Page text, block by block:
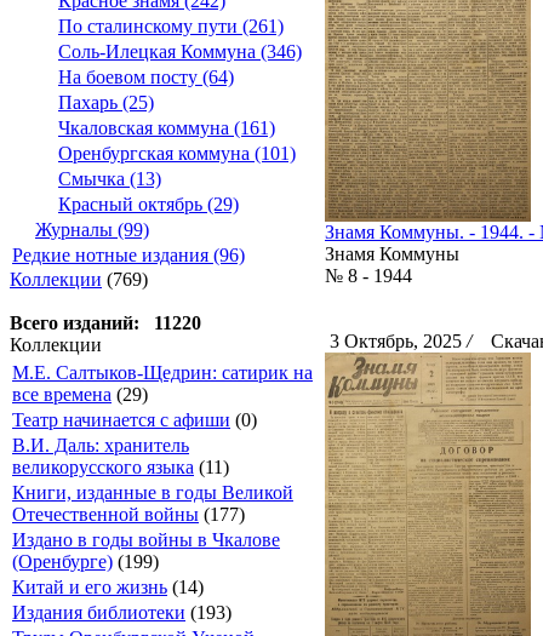
По сталинскому пути (261)
Соль-Илецкая Коммуна (346)
На боевом посту (64)
Пахарь (25)
Чкаловская коммуна (161)
Оренбургская коммуна (101)
Смычка (13)
Красный октябрь (29)
Журналы (99)
Редкие нотные издания (96)
Коллекции (769)
Всего изданий: 11220
Коллекции
М.Е. Салтыков-Щедрин: сатирик на
все времена (29)
Театр начинается с афиши (0)
В.И. Даль: хранитель
великорусского языка (11)
Книги, изданные в годы Великой
Отечественной войны (177)
Издано в годы войны в Чкалове
(Оренбурге) (199)
Китай и его жизнь (14)
Издания библиотеки (193)
Знамя Коммуны. - 1944. -
Знамя Коммуны
№ 8 - 1944
3 Октябрь, 2025 /